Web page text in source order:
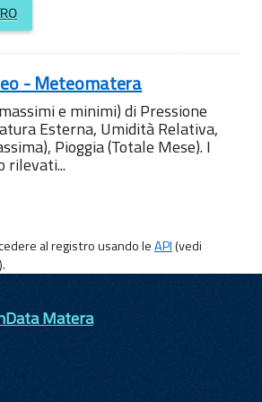
- Meteomatera
e minimi) di Pressione
Esterna, Umidità Relativa,
Pioggia (Totale Mese). I
rilevati...
al registro usando leAPI(vedi
).
Matera